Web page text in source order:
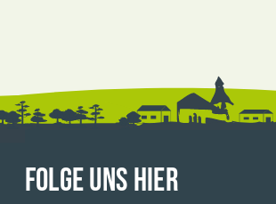
FOLGE UNS HIER